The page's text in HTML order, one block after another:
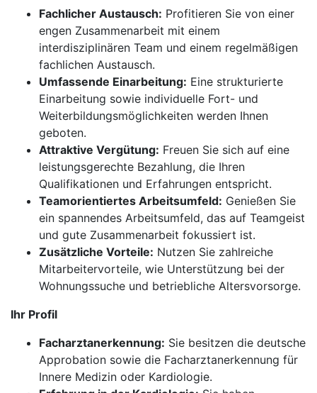
Fachlicher Austausch: Profitieren Sie von einer
engen Zusammenarbeit mit einem
interdisziplinären Team und einem regelmäßigen
fachlichen Austausch.
Umfassende Einarbeitung: Eine strukturierte
Einarbeitung sowie individuelle Fort- und
Weiterbildungsmöglichkeiten werden Ihnen
geboten.
Attraktive Vergütung: Freuen Sie sich auf eine
leistungsgerechte Bezahlung, die Ihren
Qualifikationen und Erfahrungen entspricht.
Teamorientiertes Arbeitsumfeld: Genießen Sie
ein spannendes Arbeitsumfeld, das auf Teamgeist
und gute Zusammenarbeit fokussiert ist.
Zusätzliche Vorteile: Nutzen Sie zahlreiche
Mitarbeitervorteile, wie Unterstützung bei der
Wohnungssuche und betriebliche Altersvorsorge.
Ihr Profil
Facharztanerkennung: Sie besitzen die deutsche
Approbation sowie die Facharztanerkennung für
Innere Medizin oder Kardiologie.